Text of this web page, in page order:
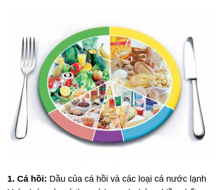
1. Cá hồi: Dầu của cá hồi và các loại cá nước lạnh